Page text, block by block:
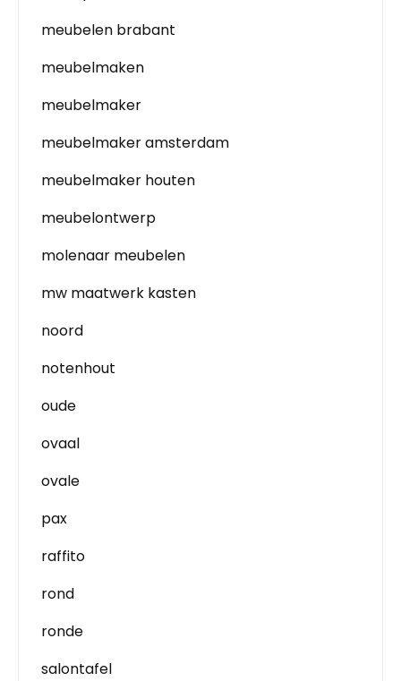
meubelen brabant
meubelmaken
meubelmaker
meubelmaker amsterdam
meubelmaker houten
meubelontwerp
molenaar meubelen
mw maatwerk kasten
noord
notenhout
oude
ovaal
ovale
pax
raffito
rond
ronde
salontafel